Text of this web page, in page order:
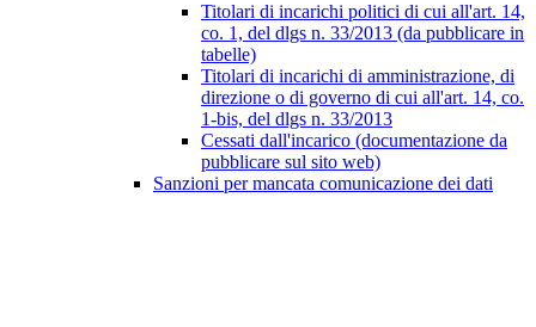
Titolari di incarichi politici di cui all'art. 14,
co. 1, del dlgs n. 33/2013 (da pubblicare in
tabelle)
Titolari di incarichi di amministrazione, di
direzione o di governo di cui all'art. 14, co.
1-bis, del dlgs n. 33/2013
Cessati dall'incarico (documentazione da
pubblicare sul sito web)
Sanzioni per mancata comunicazione dei dati